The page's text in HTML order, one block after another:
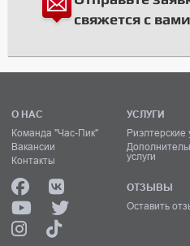
свяжется с вами
О НАС
Команда "Час-Пик"
Вакансии
Контакты
УСЛУГИ
Риэлтерские
услуги
ОТЗЫВЫ
Оставить